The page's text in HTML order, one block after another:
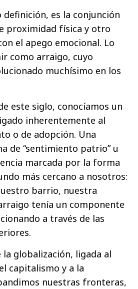
definición, es la conjunción
proximidad física y otro
el apego emocional. Lo
como arraigo, cuyo
muchísimo en los
este siglo, conocíamos un
inherentemente al
o de adopción. Una
de “sentimiento patrio” u
marcada por la forma
más cercano a nosotros:
barrio, nuestra
tenía un componente
a través de las
la globalización, ligada al
capitalismo y a la
nuestras fronteras,